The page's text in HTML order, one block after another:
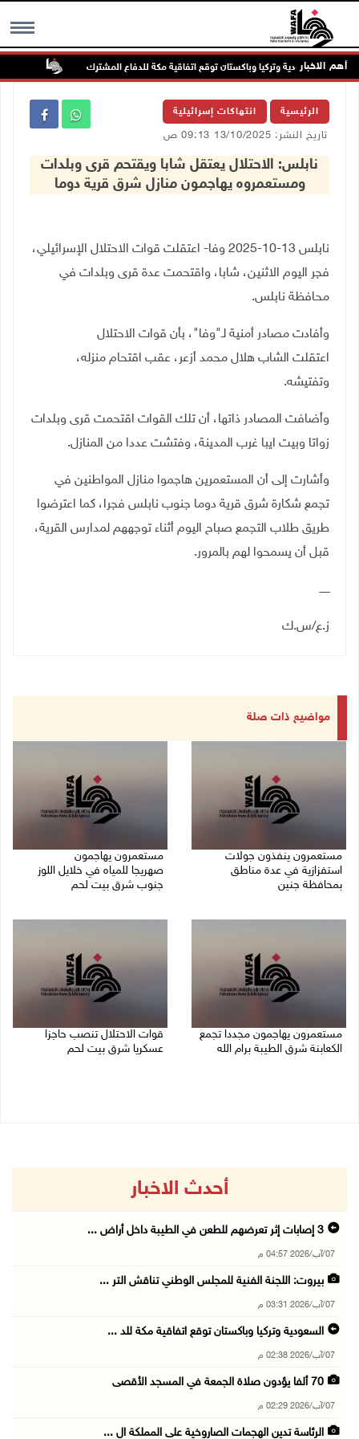
MENU أهم الاخبار
السعودية وتركيا وباكستان توقع اتفاقية مكة للدفاع المشترك
الرئيسية انتهاكات إسرائيلية
تاريخ النشر: 13/10/2025 09:13 ص
نابلس: الاحتلال يعتقل شابا ويقتحم قرى وبلدات
ومستعمروه يهاجمون منازل شرق قرية دوما
نابلس 13-10-2025 وفا- اعتقلت قوات الاحتلال الإسرائيلي،
فجر اليوم الاثنين، شابا، واقتحمت عدة قرى وبلدات في
محافظة نابلس.
وأفادت مصادر أمنية لـ"وفا"، بأن قوات الاحتلال
اعتقلت الشاب هلال محمد أزعر، عقب اقتحام منزله،
وتفتيشه.
وأضافت المصادر ذاتها، أن تلك القوات اقتحمت قرى وبلدات
زواتا وبيت ايبا غرب المدينة، وفتشت عددا من المنازل.
وأشارت إلى أن المستعمرين هاجموا منازل المواطنين في
تجمع شكارة شرق قرية دوما جنوب نابلس فجرا، كما اعترضوا
طريق طلاب التجمع صباح اليوم أثناء توجههم لمدارس القرية،
قبل أن يسمحوا لهم بالمرور.
ــــــ
ز.ع/س.ك
مواضيع ذات صلة
مستعمرون ينفذون جولات
استفزازية في عدة مناطق
بمحافظة جنين
مستعمرون يهاجمون
صهريجا للمياه في خلايل اللوز
جنوب شرق بيت لحم
مستعمرون يهاجمون مجددا تجمع
الكعابنة شرق الطيبة برام الله
قوات الاحتلال تنصب حاجزا
عسكريا شرق بيت لحم
أحدث الاخبار
3 إصابات إثر تعرضهم للطعن في الطيبة داخل أراض ...
07/آب/2026 04:57 م
بيروت: اللجنة الفنية للمجلس الوطني تناقش التر ...
07/آب/2026 03:31 م
السعودية وتركيا وباكستان توقع اتفاقية مكة للد ...
07/آب/2026 02:38 م
70 ألفا يؤدون صلاة الجمعة في المسجد الأقصى
07/آب/2026 02:29 م
الرئاسة تدين الهجمات الصاروخية على المملكة ال ...